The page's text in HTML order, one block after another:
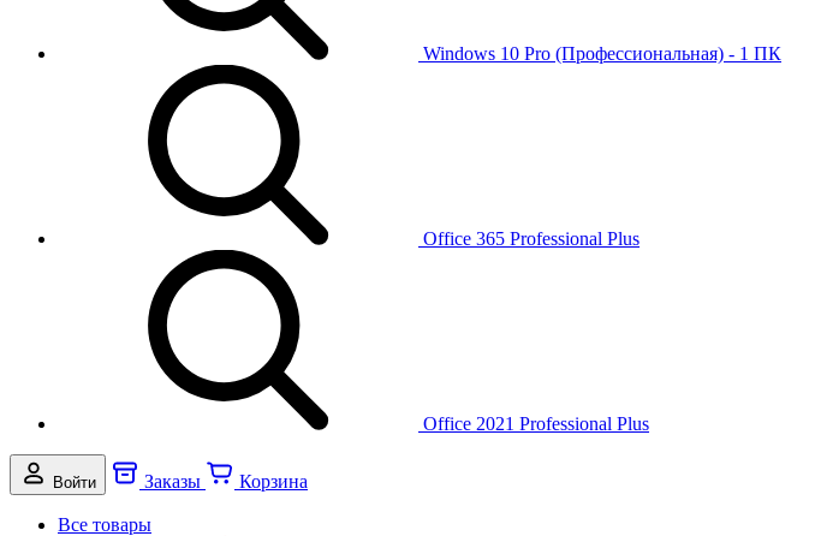
Windows 10 Pro (Профессиональная) - 1 ПК
Office 365 Professional Plus
Office 2021 Professional Plus
Войти Заказы Корзина
Все товары